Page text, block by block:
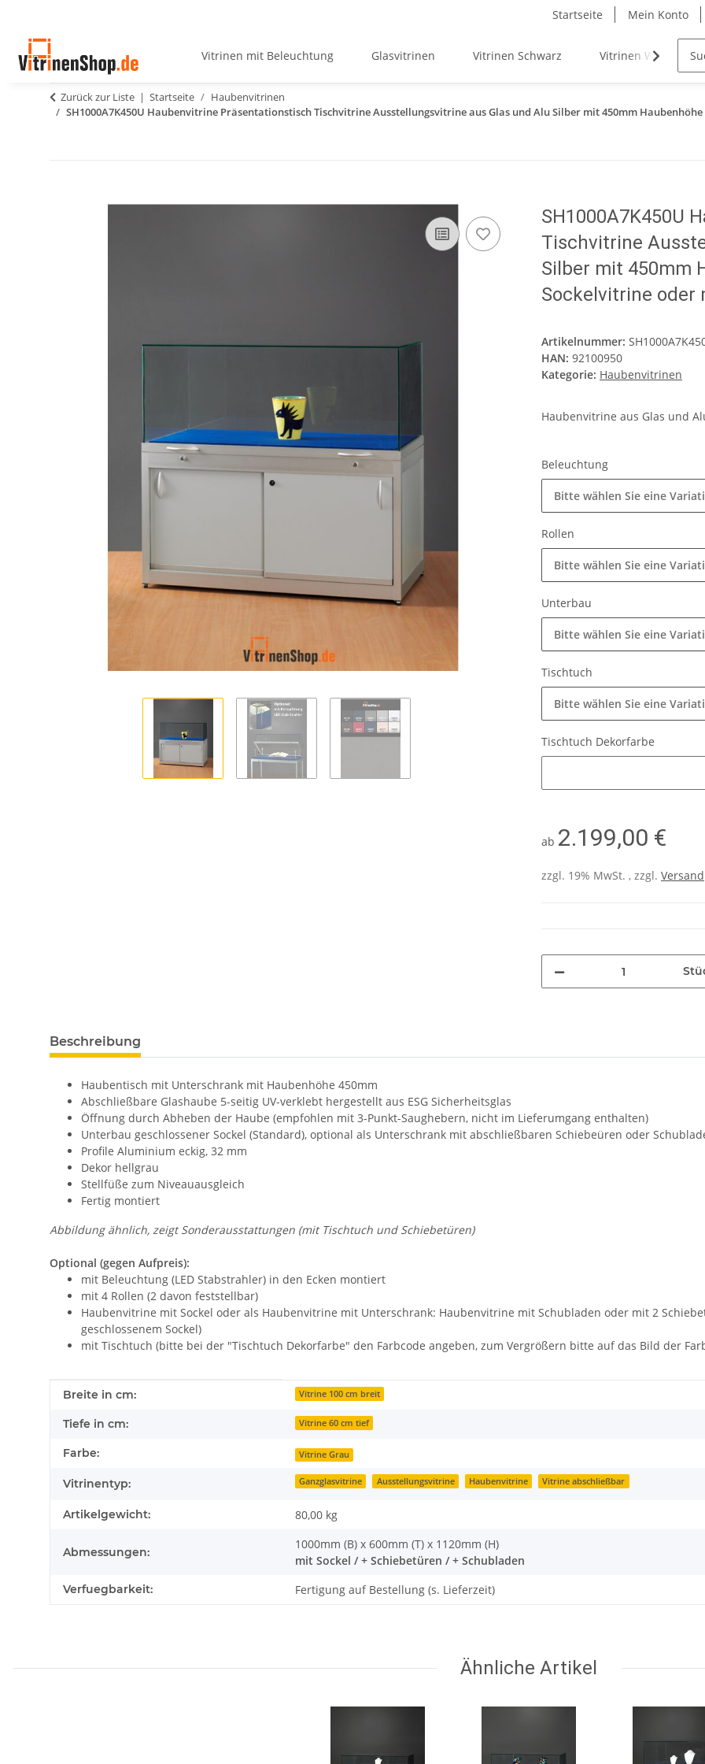
Startseite Mein Konto
Vitrinen mit Beleuchtung Glasvitrinen Vitrinen Schwarz Vitrinen Weiß
Zurück zur Liste Startseite
Haubenvitrinen
SH1000A7K450U Haubenvitrine Präsentationstisch Tischvitrine Ausstellungsvitrine aus Glas und Alu Silber mit 450mm
SH1000A7K450U
Tischvitrine
Silber mit 450mm
Sockelvitrine oder
Artikelnummer:
HAN: 92100950
Kategorie: Haubenvitrinen
Haubenvitrine aus Glas und
Beleuchtung
Bitte wählen Sie eine
Rollen
Bitte wählen Sie eine
Unterbau
Bitte wählen Sie eine
Tischtuch
Bitte wählen Sie eine
Tischtuch Dekorfarbe
ab 2.199,00 €
zzgl. 19% MwSt. , zzgl. Versand
Beschreibung
Haubentisch mit Unterschrank mit Haubenhöhe 450mm
Abschließbare Glashaube 5-seitig UV-verklebt hergestellt aus ESG Sicherheitsglas
Öffnung durch Abheben der Haube (empfohlen mit 3-Punkt-Saughebern, nicht im Lieferumgang enthalten)
Unterbau geschlossener Sockel (Standard), optional als Unterschrank mit abschließbaren Schiebeüren oder
Profile Aluminium eckig, 32 mm
Dekor hellgrau
Stellfüße zum Niveauausgleich
Fertig montiert
Abbildung ähnlich, zeigt Sonderausstattungen (mit Tischtuch und Schiebetüren)
Optional (gegen Aufpreis):
mit Beleuchtung (LED Stabstrahler) in den Ecken montiert
mit 4 Rollen (2 davon feststellbar)
Haubenvitrine mit Sockel oder als Haubenvitrine mit Unterschrank: Haubenvitrine mit Schubladen oder mit 2
geschlossenem Sockel)
mit Tischtuch (bitte bei der "Tischtuch Dekorfarbe" den Farbcode angeben, zum Vergrößern bitte auf das Bild der
Produkteigenschaft
Wert
Breite in cm: Vitrine 100 cm breit
Tiefe in cm: Vitrine 60 cm tief
Farbe: Vitrine Grau
Vitrinentyp: Ganzglasvitrine Ausstellungsvitrine Haubenvitrine Vitrine abschließbar
Artikelgewicht: 80,00 kg
Abmessungen:
1000mm (B) x 600mm (T) x 1120mm (H)
mit Sockel / + Schiebetüren / + Schubladen
Verfuegbarkeit: Fertigung auf Bestellung (s. Lieferzeit)
Ähnliche Artikel